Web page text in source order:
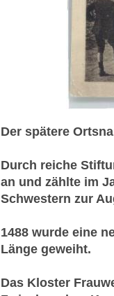
Der spätere
Durch reiche
an und zählte im
Schwestern zur
1488 wurde eine
Länge geweiht.
Das Kloster